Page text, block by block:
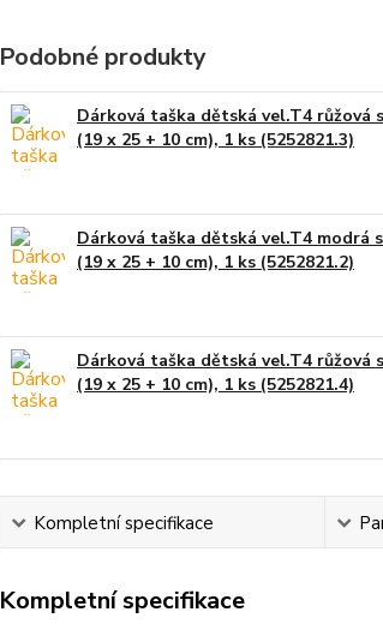
Podobné produkty
Dárková taška dětská vel.T4 růžová
(19 x 25 + 10 cm), 1 ks (5252821.3)
Dárková taška dětská vel.T4 modrá
(19 x 25 + 10 cm), 1 ks (5252821.2)
Dárková taška dětská vel.T4 růžová
(19 x 25 + 10 cm), 1 ks (5252821.4)
Kompletní specifikace
Kompletní specifikace